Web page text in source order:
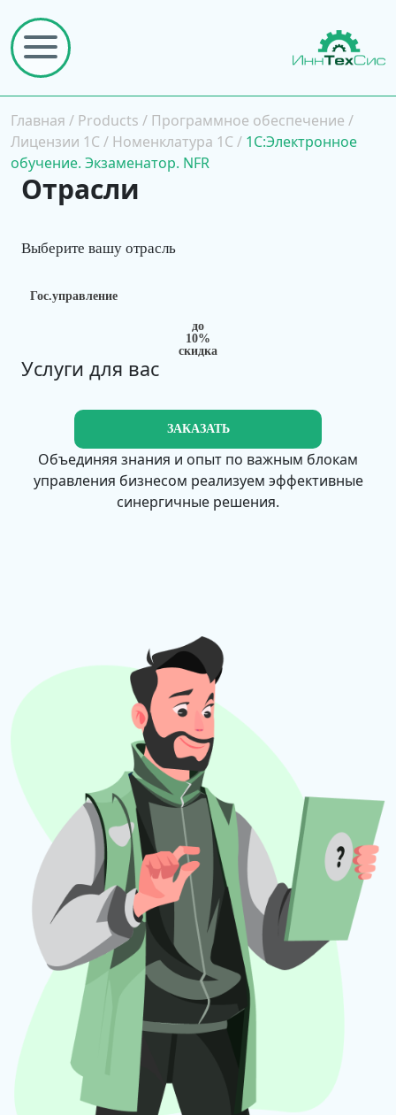
Главная / Products / Программное обеспечение /
Лицензии 1С / Номенклатура 1С / 1С:Электронное
обучение. Экзаменатор. NFR
Отрасли
Гос.управление
Выберите вашу отрасль
до
10%
скидка
Услуги для вас
ЗАКАЗАТЬ
Объединяя знания и опыт по важным блокам
управления бизнесом реализуем эффективные
синергичные решения.